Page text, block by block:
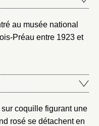
au musée national
Préau entre 1923 et
coquille figurant une
rosé se détachent en